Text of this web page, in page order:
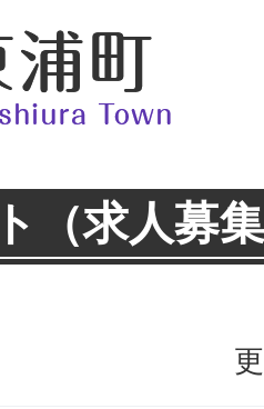
（求人募